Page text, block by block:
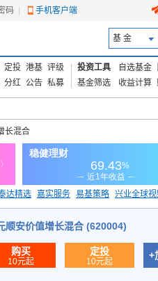
码 手机客户端
基 金
定投 港基 评级
分红 公告 私募
投资工具 自选基金
基金筛选
收益计算
长混合
达精选 嘉实服务 易基策略 兴业全球
顺安价值增长混合 (620004)
购买
10元起
定投
10元起
+